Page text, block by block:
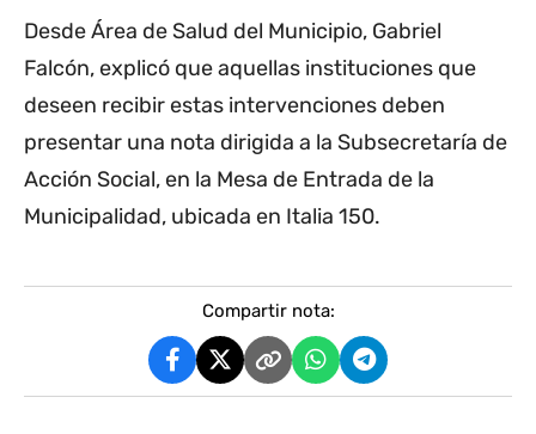
Desde Área de Salud del Municipio, Gabriel
Falcón, explicó que aquellas instituciones que
deseen recibir estas intervenciones deben
presentar una nota dirigida a la Subsecretaría de
Acción Social, en la Mesa de Entrada de la
Municipalidad, ubicada en Italia 150.
Compartir nota: